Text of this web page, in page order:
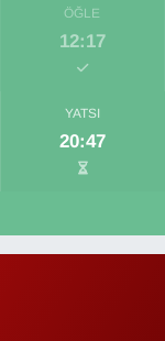
ÖĞLE
12:17
YATSI
20:47